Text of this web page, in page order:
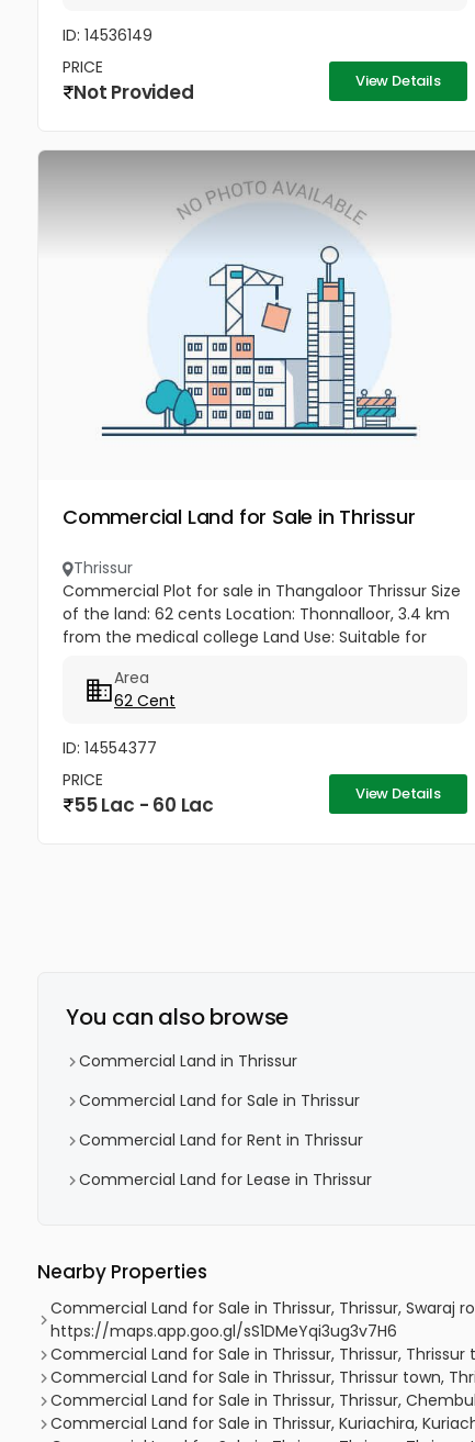
ID: 14536149
PRICE
Not Provided View Details
Commercial Land for Sale in Thrissur
Thrissur
Commercial Plot for sale in Thangaloor Thrissur Size
of the land: 62 cents Location: Thonnalloor, 3.4 km
from the medical college Land Use: Suitable for
road Price: ₹90,000...
Area
62 Cent
ID: 14554377
PRICE
55 Lac - 60 Lac View Details
You can also browse
Commercial Land in Thrissur
Commercial Land for Sale in Thrissur
Commercial Land for Rent in Thrissur
Commercial Land for Lease in Thrissur
Nearby Properties
Commercial Land for Sale in Thrissur, Thrissur, Swaraj
https://maps.app.goo.gl/sS1DMeYqi3ug3v7H6
Commercial Land for Sale in Thrissur, Thrissur, Thrissur
Commercial Land for Sale in Thrissur, Thrissur town,
Commercial Land for Sale in Thrissur, Thrissur,
Commercial Land for Sale in Thrissur, Kuriachira,